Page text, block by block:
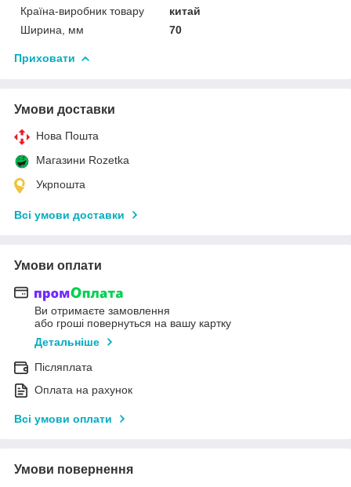
Країна-виробник товару
китай
Ширина, мм
70
Приховати
Умови доставки
Нова Пошта
Магазини Rozetka
Укрпошта
Всі умови доставки
Умови оплати
Ви отримаєте замовлення
або гроші повернуться на вашу картку
Детальніше
Післяплата
Оплата на рахунок
Всі умови оплати
Умови повернення